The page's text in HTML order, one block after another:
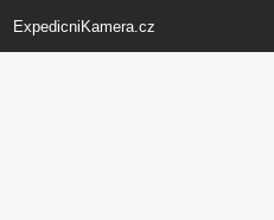
ExpedicniKamera.cz